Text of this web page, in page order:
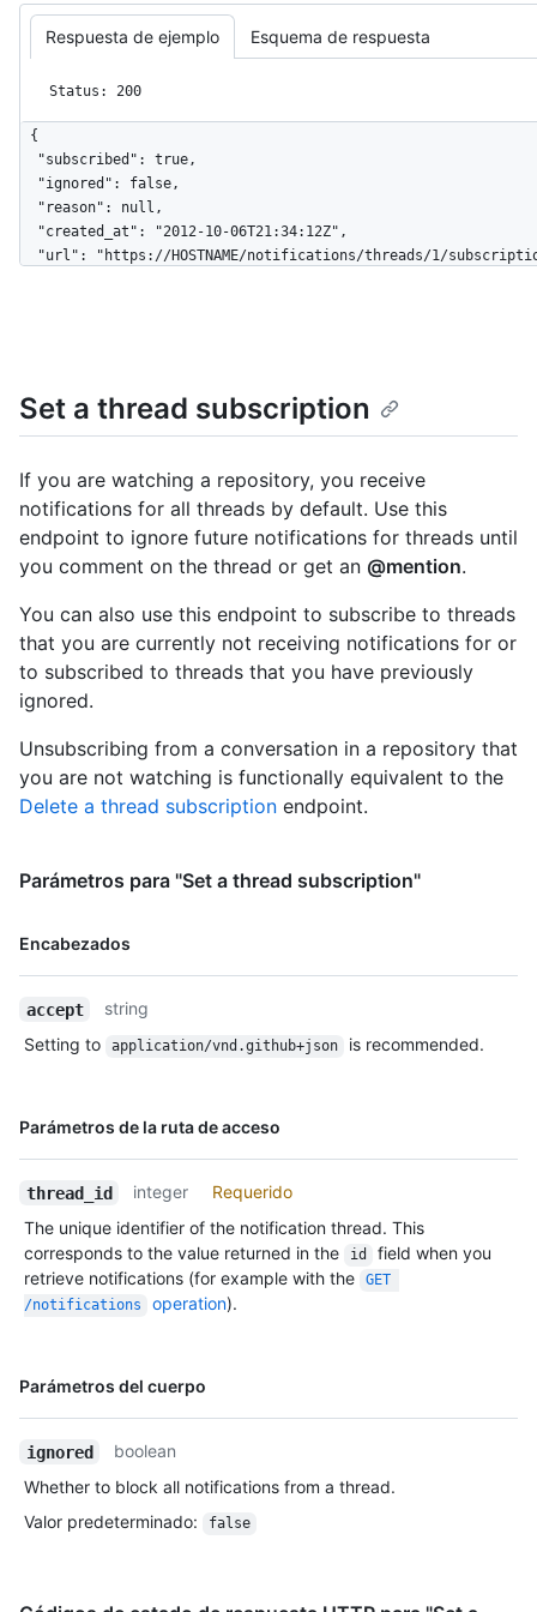
Respuesta de ejemplo Esquema de respuesta
Status: 200
{
Set a thread subscription
If you are watching a repository, you receive
notifications for all threads by default. Use this
endpoint to ignore future notifications for threads until
you comment on the thread or get an @mention.
You can also use this endpoint to subscribe to threads
that you are currently not receiving notifications for or
to subscribed to threads that you have previously
ignored.
Unsubscribing from a conversation in a repository that
you are not watching is functionally equivalent to the
Delete a thread subscription endpoint.
Parámetros para "Set a thread subscription"
Encabezados
Nombre,
accept
string
Setting to
application/vnd.github+json is recommended.
Parámetros de la ruta de acceso
Nombre,
thread_id integer
Requerido
The unique identifier of the notification thread. This
corresponds to the value returned in the
id
field when you
retrieve notifications (for example with the
GET
/notifications
operation).
Parámetros del cuerpo
Nombre,
ignored
boolean
Whether to block all notifications from a thread.
Valor predeterminado: false